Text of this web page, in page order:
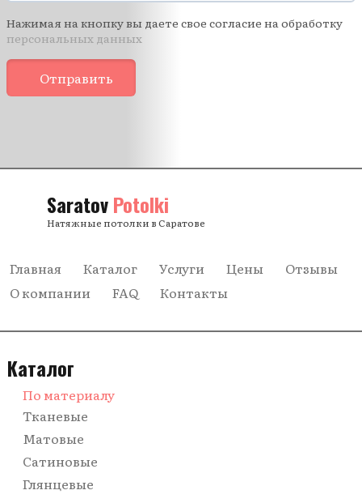
Нажимая на кнопку вы даете свое согласие на обработку
персональных данных
Отправить
SaratovPotolki
Натяжные потолки в Саратове
Главная Каталог Услуги Цены
Отзывы
О компании
FAQ Контакты
Каталог
По материалу
Тканевые
Матовые
Сатиновые
Глянцевые